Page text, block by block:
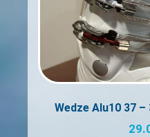
Wedze Alu10 37